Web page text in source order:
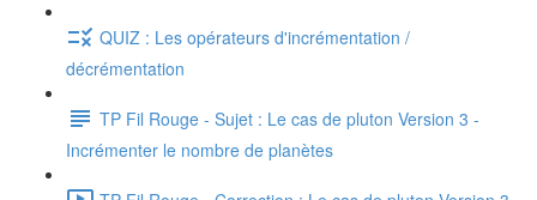
QUIZ : Les opérateurs d'incrémentation /
décrémentation
TP Fil Rouge - Sujet : Le cas de pluton Version 3 -
Incrémenter le nombre de planètes